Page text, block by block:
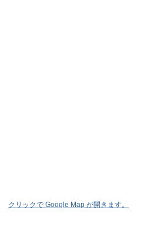
クリックで Google Map が開きます。